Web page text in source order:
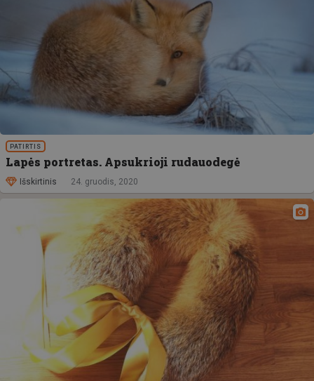
PATIRTIS
Lapės portretas. Apsukrioji rudauodegė
Išskirtinis 24. gruodis, 2020